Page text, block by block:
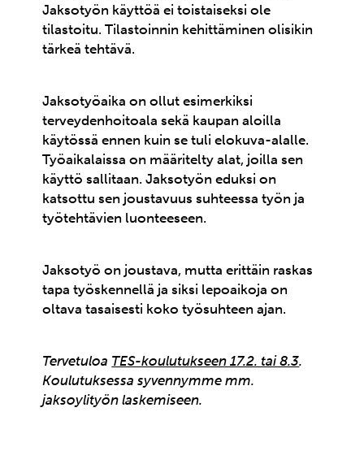
Jaksotyön käyttöä ei toistaiseksi ole
tilastoitu. Tilastoinnin kehittäminen olisikin
tärkeä tehtävä.
Jaksotyöaika on ollut esimerkiksi
terveydenhoitoala sekä kaupan aloilla
käytössä ennen kuin se tuli elokuva-alalle.
Työaikalaissa on määritelty alat, joilla sen
käyttö sallitaan. Jaksotyön eduksi on
katsottu sen joustavuus suhteessa työn ja
työtehtävien luonteeseen.
Jaksotyö on joustava, mutta erittäin raskas
tapa työskennellä ja siksi lepoaikoja on
oltava tasaisesti koko työsuhteen ajan.
Tervetuloa TES-koulutukseen 17.2. tai 8.3.
Koulutuksessa syvennymme mm.
jaksoylityön laskemiseen.